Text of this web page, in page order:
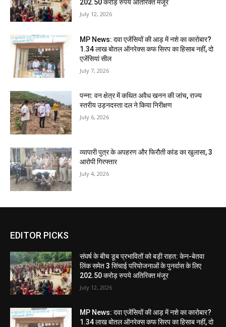
202.50 करोड़ रुपये अतिरिक्त मंजूर
July 12, 2026
MP News: दवा एजेंसियों की आड़ में नशे का कारोबार?
1.34 लाख बोतल ऑनरेक्स कफ सिरप का हिसाब नहीं, दो
एजेंसियां सील
July 7, 2026
पन्ना: वन क्षेत्र में कथित अवैध खनन की जांच, राज्य
स्तरीय उड़नदस्ता दल ने किया निरीक्षण
July 6, 2026
व्यापारी पुत्र के अपहरण और फिरौती कांड का खुलासा, 3
आरोपी गिरफ्तार
July 4, 2026
EDITOR PICKS
संघर्ष के बीच डूब प्रभावितों को बड़ी राहत: केन-बेतवा
लिंक समेत 3 सिंचाई परियोजनाओं के पुनर्वास के लिए
202.50 करोड़ रुपये अतिरिक्त मंजूर
July 12, 2026
MP News: दवा एजेंसियों की आड़ में नशे का कारोबार?
1.34 लाख बोतल ऑनरेक्स कफ सिरप का हिसाब नहीं, दो